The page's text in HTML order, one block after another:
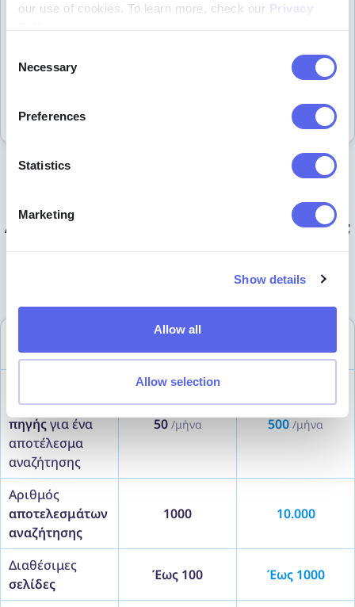
our use of cookies. To learn more, check our Privacy
Selection
Necessary
Preferences
Statistics
Marketing
Show details
Allow all
Allow selection
Λειτουργία Έρευνας ή κανονική αναζήτηση;
Αναζήτηση πριν από την αναβάθμιση
χαρακτηριστικά
Κανονική
αναζήτηση
Έρευνας
συνδέσμους
πηγήςγια ένα
αποτέλεσμα
αναζήτησης
50 /μήνα 500 /μήνα
Αριθμός
αποτελεσμάτων
αναζήτησης
1000 10.000
Διαθέσιμες
σελίδες
Έως 100 Έως 1000